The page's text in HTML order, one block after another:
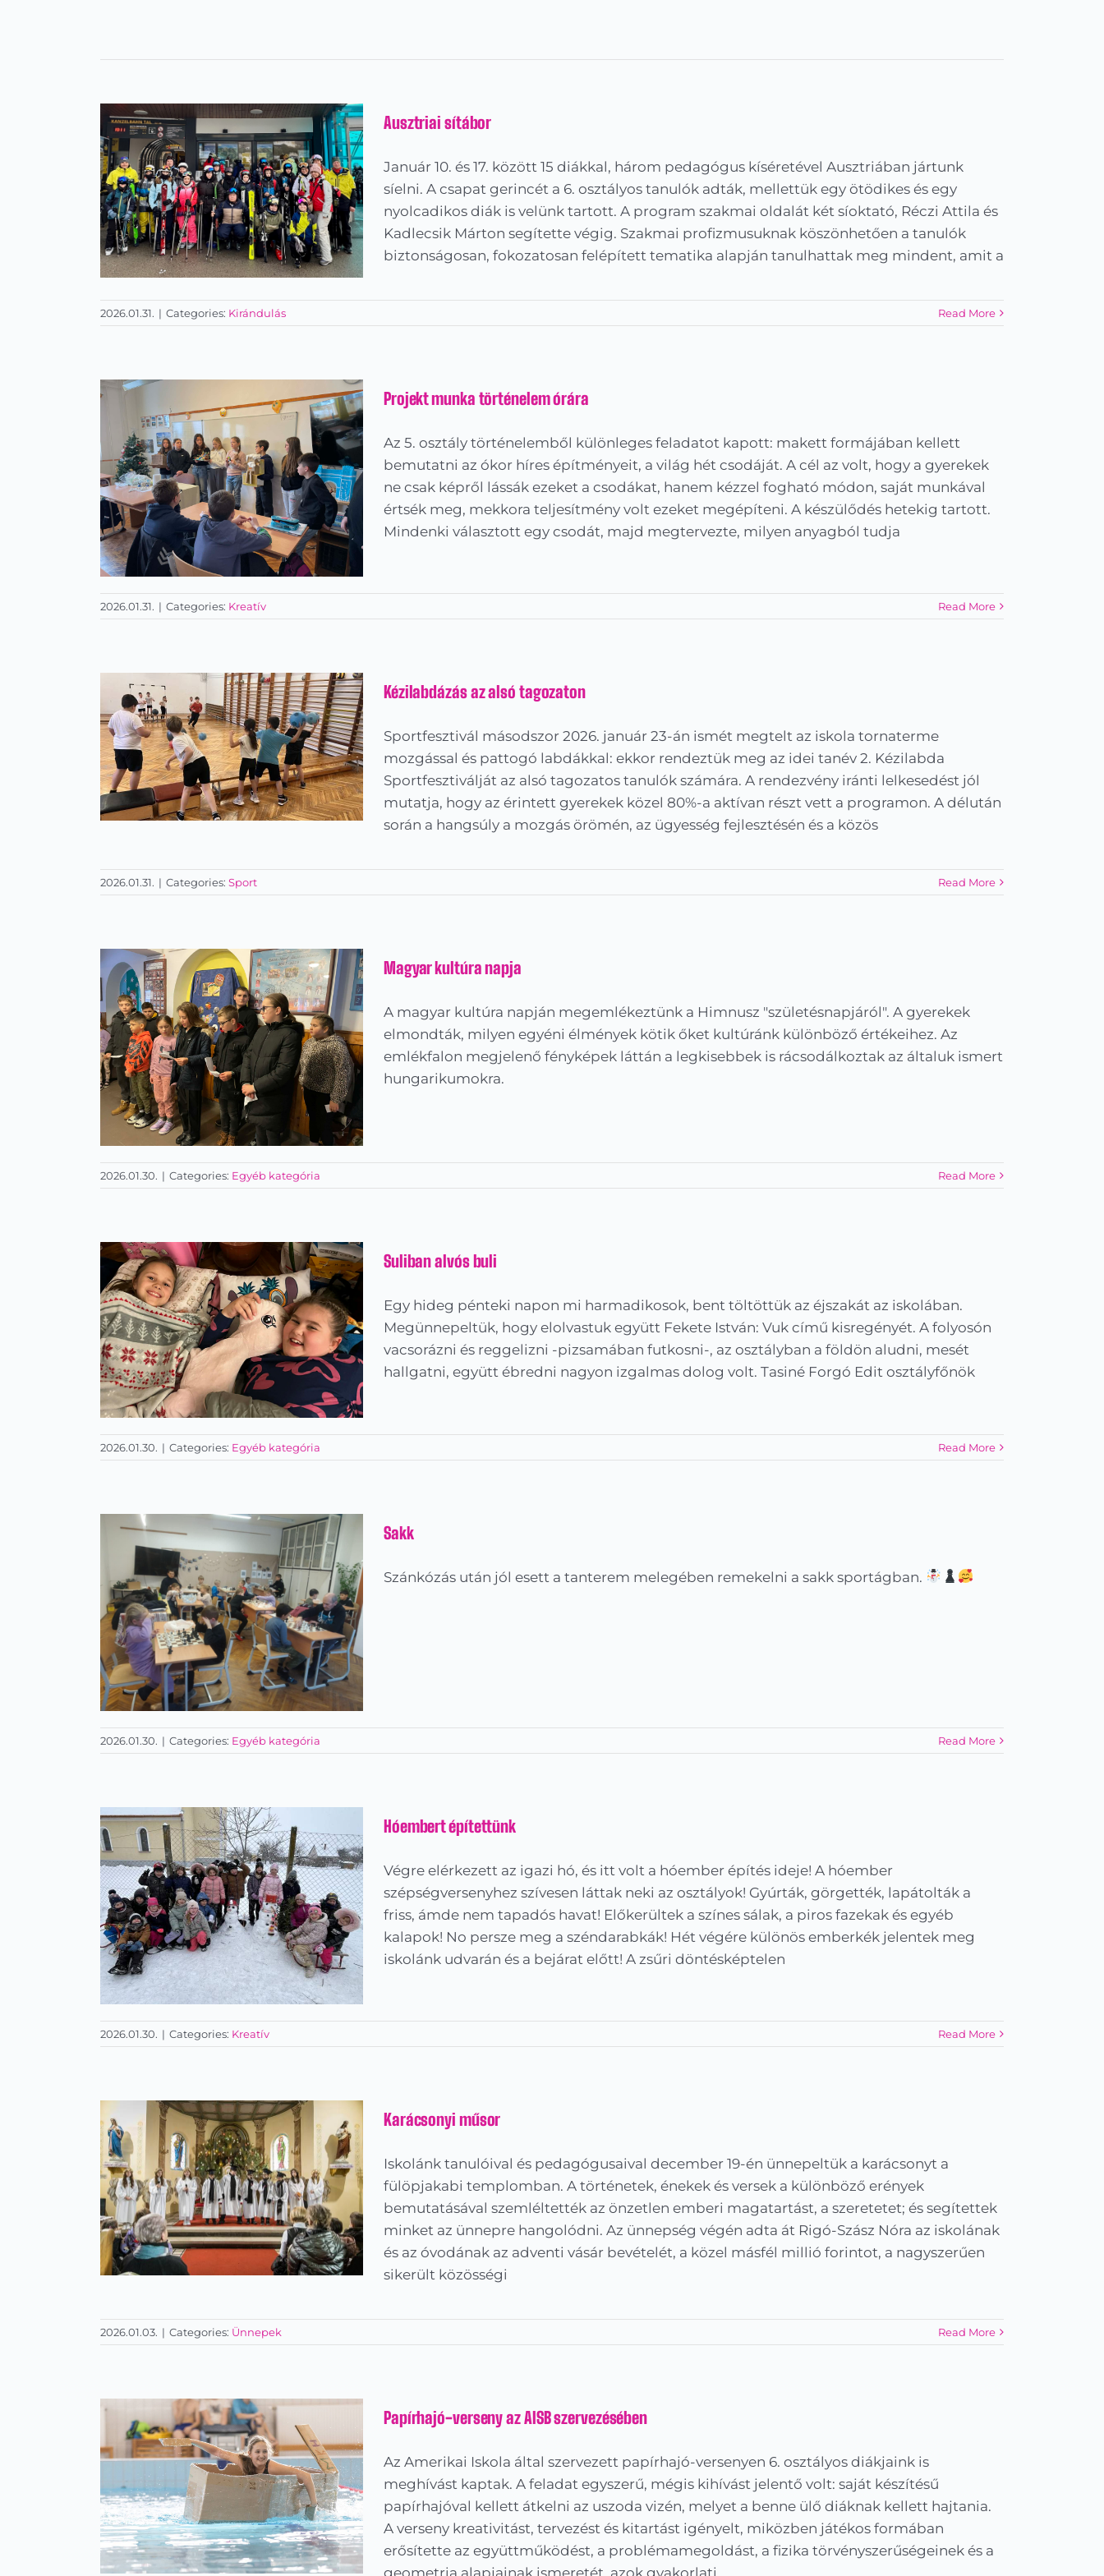
Ausztriai sítábor
Ausztriai sítábor
Január 10. és 17. között 15 diákkal, három pedagógus kíséretével Ausztriában jártunk
síelni. A csapat gerincét a 6. osztályos tanulók adták, mellettük egy ötödikes és egy
nyolcadikos diák is velünk tartott. A program szakmai oldalát két síoktató, Réczi Attila és
Kadlecsik Márton segítette végig. Szakmai profizmusuknak köszönhetően a tanulók
biztonságosan, fokozatosan felépített tematika alapján tanulhattak meg mindent, amit a
2026.01.31. | Categories: Kirándulás Read More
Projekt munka történelem
órára
Projekt munka történelem órára
Az 5. osztály történelemből különleges feladatot kapott: makett formájában kellett
bemutatni az ókor híres építményeit, a világ hét csodáját. A cél az volt, hogy a gyerekek
ne csak képről lássák ezeket a csodákat, hanem kézzel fogható módon, saját munkával
értsék meg, mekkora teljesítmény volt ezeket megépíteni. A készülődés hetekig tartott.
Mindenki választott egy csodát, majd megtervezte, milyen anyagból tudja
2026.01.31. | Categories: Kreatív Read More
Kézilabdázás az alsó
Kézilabdázás az alsó tagozaton
Sportfesztivál másodszor 2026. január 23-án ismét megtelt az iskola tornaterme
mozgással és pattogó labdákkal: ekkor rendeztük meg az idei tanév 2. Kézilabda
Sportfesztiválját az alsó tagozatos tanulók számára. A rendezvény iránti lelkesedést jól
mutatja, hogy az érintett gyerekek közel 80%-a aktívan részt vett a programon. A délután
során a hangsúly a mozgás örömén, az ügyesség fejlesztésén és a közös
2026.01.31. | Categories: Sport Read More
Magyar kultúra napja
Magyar kultúra napja
A magyar kultúra napján megemlékeztünk a Himnusz "születésnapjáról". A gyerekek
elmondták, milyen egyéni élmények kötik őket kultúránk különböző értékeihez. Az
emlékfalon megjelenő fényképek láttán a legkisebbek is rácsodálkoztak az általuk ismert
hungarikumokra.
2026.01.30. | Categories: Egyéb kategória Read More
Suliban alvós buli
Suliban alvós buli
Egy hideg pénteki napon mi harmadikosok, bent töltöttük az éjszakát az iskolában.
Megünnepeltük, hogy elolvastuk együtt Fekete István: Vuk című kisregényét. A folyosón
vacsorázni és reggelizni -pizsamában futkosni-, az osztályban a földön aludni, mesét
hallgatni, együtt ébredni nagyon izgalmas dolog volt. Tasiné Forgó Edit osztályfőnök
2026.01.30. | Categories: Egyéb kategória Read More
Sakk
Sakk
Szánkózás után jól esett a tanterem melegében remekelni a sakk sportágban.
2026.01.30. | Categories: Egyéb kategória Read More
Hóembert építettünk
Hóembert építettünk
Végre elérkezett az igazi hó, és itt volt a hóember építés ideje! A hóember
szépségversenyhez szívesen láttak neki az osztályok! Gyúrták, görgették, lapátolták a
friss, ámde nem tapadós havat! Előkerültek a színes sálak, a piros fazekak és egyéb
kalapok! No persze meg a széndarabkák! Hét végére különös emberkék jelentek meg
iskolánk udvarán és a bejárat előtt! A zsűri döntésképtelen
2026.01.30. | Categories: Kreatív Read More
Karácsonyi műsor
Iskolánk tanulóival és pedagógusaival december 19-én ünnepeltük a karácsonyt a
fülöpjakabi templomban. A történetek, énekek és versek a különböző erények
bemutatásával szemléltették az önzetlen emberi magatartást, a szeretetet; és segítettek
minket az ünnepre hangolódni. Az ünnepség végén adta át Rigó-Szász Nóra az iskolának
és az óvodának az adventi vásár bevételét, a közel másfél millió forintot, a nagyszerűen
sikerült közösségi
2026.01.03. | Categories: Ünnepek Read More
Papírhajó-verseny az AISB szervezésében
Az Amerikai Iskola által szervezett papírhajó-versenyen 6. osztályos diákjaink is
meghívást kaptak. A feladat egyszerű, mégis kihívást jelentő volt: saját készítésű
papírhajóval kellett átkelni az uszoda vizén, melyet a benne ülő diáknak kellett hajtania.
A verseny kreativitást, tervezést és kitartást igényelt, miközben játékos formában
erősítette az együttműködést, a problémamegoldást, a fizika törvényszerűségeinek és a
geometria alapjainak ismeretét, azok gyakorlati